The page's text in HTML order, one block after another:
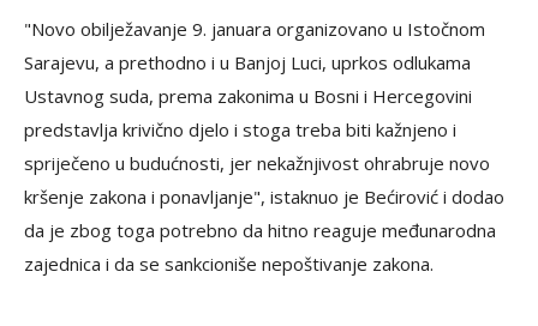
"Novo obilježavanje 9. januara organizovano u Istočnom
Sarajevu, a prethodno i u Banjoj Luci, uprkos odlukama
Ustavnog suda, prema zakonima u Bosni i Hercegovini
predstavlja krivično djelo i stoga treba biti kažnjeno i
spriječeno u budućnosti, jer nekažnjivost ohrabruje novo
kršenje zakona i ponavljanje", istaknuo je Bećirović i dodao
da je zbog toga potrebno da hitno reaguje međunarodna
zajednica i da se sankcioniše nepoštivanje zakona.